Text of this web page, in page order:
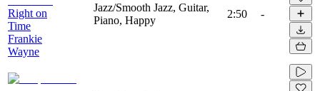
Right on
Time
Frankie
Wayne
Jazz/Smooth Jazz, Guitar,
Piano, Happy
2:50 -